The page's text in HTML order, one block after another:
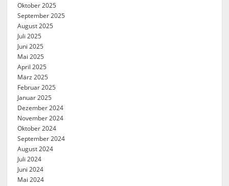
Oktober 2025
September 2025
August 2025
Juli 2025
Juni 2025
Mai 2025
April 2025
März 2025
Februar 2025
Januar 2025
Dezember 2024
November 2024
Oktober 2024
September 2024
August 2024
Juli 2024
Juni 2024
Mai 2024